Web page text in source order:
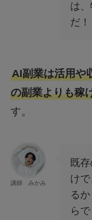
は
だ！
AI副業は活用や
の副業よりも稼
す。
講師 みかみ
既
け
る
ら